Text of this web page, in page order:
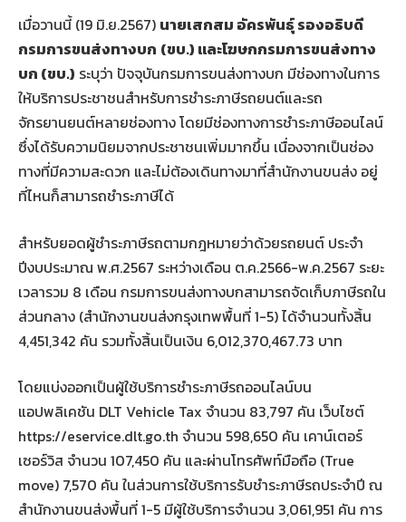
เมื่อวานนี้ (19 มิ.ย.2567) นายเสกสม อัครพันธุ์ รองอธิบดี
กรมการขนส่งทางบก (ขบ.) และโฆษกกรมการขนส่งทาง
บก (ขบ.) ระบุว่า ปัจจุบันกรมการขนส่งทางบก มีช่องทางในการ
ให้บริการประชาชนสำหรับการชำระภาษีรถยนต์และรถ
จักรยานยนต์หลายช่องทาง โดยมีช่องทางการชำระภาษีออนไลน์
ซึ่งได้รับความนิยมจากประชาชนเพิ่มมากขึ้น เนื่องจากเป็นช่อง
ทางที่มีความสะดวก และไม่ต้องเดินทางมาที่สำนักงานขนส่ง อยู่
ที่ไหนก็สามารถชำระภาษีได้
สำหรับยอดผู้ชำระภาษีรถตามกฎหมายว่าด้วยรถยนต์ ประจำ
ปีงบประมาณ พ.ศ.2567 ระหว่างเดือน ต.ค.2566-พ.ค.2567 ระยะ
เวลารวม 8 เดือน กรมการขนส่งทางบกสามารถจัดเก็บภาษีรถใน
ส่วนกลาง (สำนักงานขนส่งกรุงเทพพื้นที่ 1-5) ได้จำนวนทั้งสิ้น
4,451,342 คัน รวมทั้งสิ้นเป็นเงิน 6,012,370,467.73 บาท
โดยแบ่งออกเป็นผู้ใช้บริการชำระภาษีรถออนไลน์บน
แอปพลิเคชัน DLT Vehicle Tax จำนวน 83,797 คัน เว็บไซต์
https://eservice.dlt.go.th จำนวน 598,650 คัน เคาน์เตอร์
เซอร์วิส จำนวน 107,450 คัน และผ่านโทรศัพท์มือถือ (True
move) 7,570 คัน ในส่วนการใช้บริการรับชำระภาษีรถประจำปี ณ
สำนักงานขนส่งพื้นที่ 1-5 มีผู้ใช้บริการจำนวน 3,061,951 คัน การ